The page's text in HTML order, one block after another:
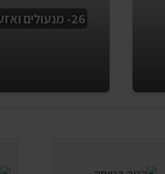
26- מנעולים ואזעקות לאופנועים ואופניים